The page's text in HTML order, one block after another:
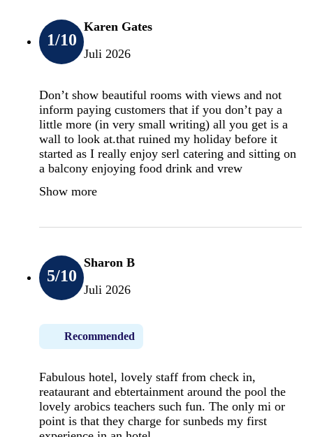
1/10
Karen Gates
Juli 2026
Don’t show beautiful rooms with views and not
inform paying customers that if you don’t pay a
little more (in very small writing) all you get is a
wall to look at.that ruined my holiday before it
started as I really enjoy serl catering and sitting on
a balcony enjoying food drink and vrew
Show more
5/10
Sharon B
Juli 2026
Recommended
Fabulous hotel, lovely staff from check in,
reataurant and ebtertainment around the pool the
lovely arobics teachers such fun. The only mi or
point is that they charge for sunbeds my first